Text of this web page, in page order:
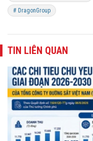
# DragonGroup
TIN LIÊN QUAN